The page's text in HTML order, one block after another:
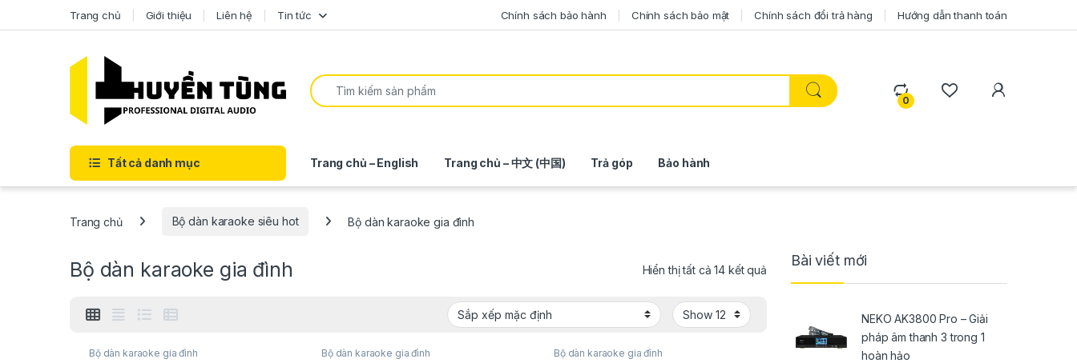
Trang chủ Giới thiệu Liên hệ Tin tức Chính sách bảo hành Chính sách bảo mật Chính sách đổi trả hàng Hướng dẫn thanh toán
0
Tất cả danh mục Trang chủ – English Trang chủ – 中文 (中国) Trả góp Bảo hành
Trang chủ Bộ dàn karaoke siêu hot Bộ dàn karaoke gia đình
Bộ dàn karaoke gia đình Hiển thị tất cả 14 kết quả
Bộ dàn karaoke gia đình Bộ dàn karaoke gia đình Bộ dàn karaoke gia đình
Bài viết mới
NEKO AK3800 Pro – Giải
pháp âm thanh 3 trong 1
hoàn hảo